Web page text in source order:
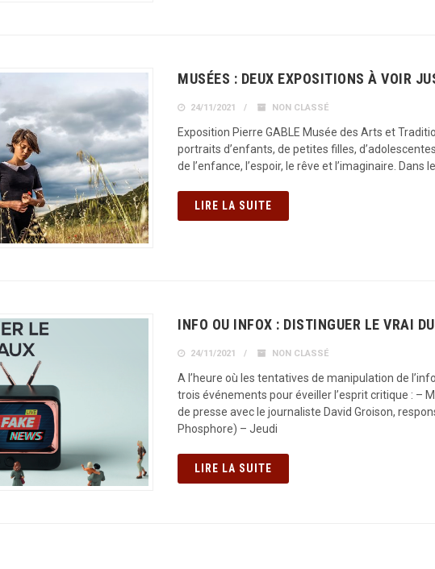
MUSÉES : DEUX EXPOSITIONS À VOIR
24/11/2021 NON CLASSÉ
Exposition Pierre GABLE Musée des Arts et
portraits d’enfants, de petites filles,
de l’enfance, l’espoir, le rêve et l’imaginaire. Dans
LIRE LA SUITE
INFO OU INFOX : DISTINGUER LE VRAI
24/11/2021 NON CLASSÉ
A l’heure où les tentatives de manipulation de
trois événements pour éveiller l’esprit critique : –
de presse avec le journaliste David Groison,
Phosphore) – Jeudi
LIRE LA SUITE